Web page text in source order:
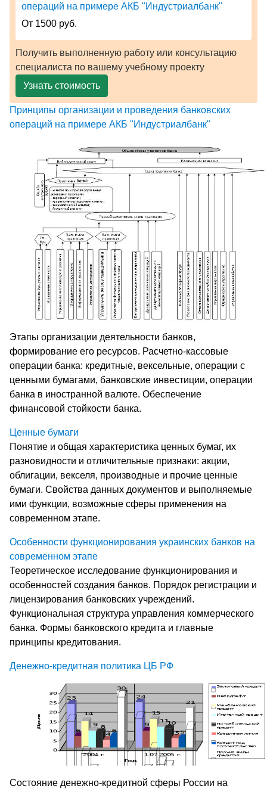
операций на примере АКБ "Индустриалбанк"
От 1500 руб.
Получить выполненную работу или консультацию
специалиста по вашему учебному проекту
Узнать стоимость
Принципы организации и проведения банковских
операций на примере АКБ "Индустриалбанк"
Этапы организации деятельности банков,
формирование его ресурсов. Расчетно-кассовые
операции банка: кредитные, вексельные, операции с
ценными бумагами, банковские инвестиции, операции
банка в иностранной валюте. Обеспечение
финансовой стойкости банка.
Ценные бумаги
Понятие и общая характеристика ценных бумаг, их
разновидности и отличительные признаки: акции,
облигации, векселя, производные и прочие ценные
бумаги. Свойства данных документов и выполняемые
ими функции, возможные сферы применения на
современном этапе.
Особенности функционирования украинских банков на
современном этапе
Теоретическое исследование функционирования и
особенностей создания банков. Порядок регистрации и
лицензирования банковских учреждений.
Функциональная структура управления коммерческого
банка. Формы банковского кредита и главные
принципы кредитования.
Денежно-кредитная политика ЦБ РФ
Состояние денежно-кредитной сферы России на